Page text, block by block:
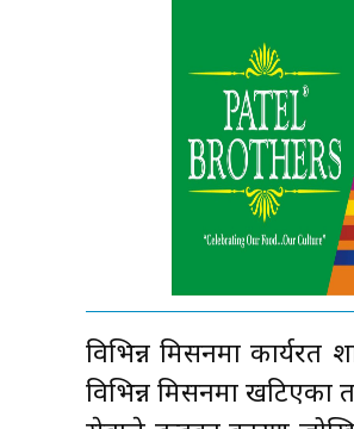
विभिन्न मिसनमा कार्यरत
विभिन्न मिसनमा